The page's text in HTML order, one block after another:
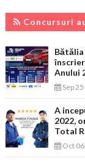
Concursuri
Anului
Sep
A
2022,
Total
Oct